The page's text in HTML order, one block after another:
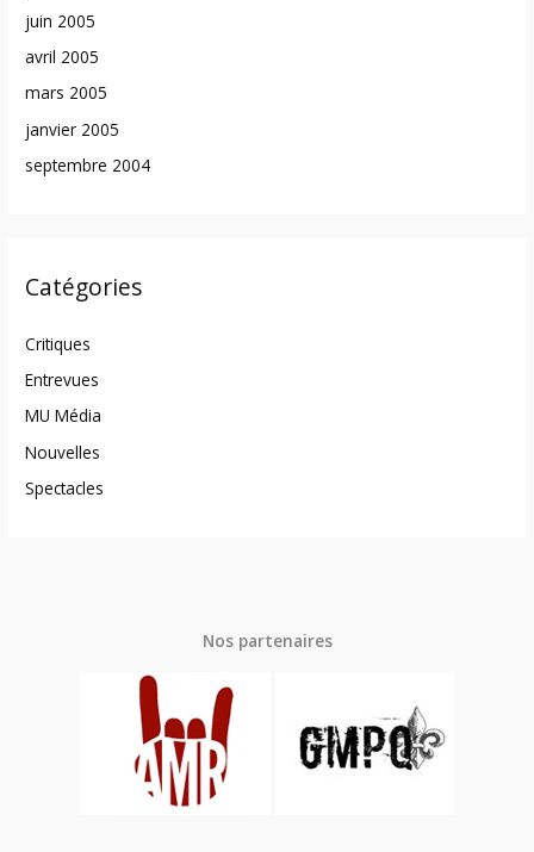
juin 2005
avril 2005
mars 2005
janvier 2005
septembre 2004
Catégories
Critiques
Entrevues
MU Média
Nouvelles
Spectacles
Nos partenaires